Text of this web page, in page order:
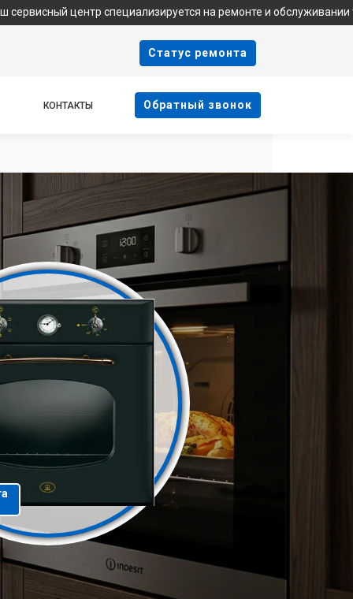
специализируется на ремонте и обслуживании техники
Cтатус ремонта
КОНТАКТЫ Oбратный звонок